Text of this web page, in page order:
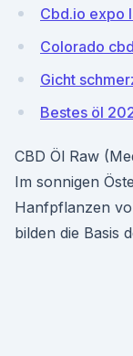
Cbd.io expo
Colorado
Gicht
Bestes öl
CBD Öl Raw
Im sonnigen
Hanfpflanzen
bilden die Basis